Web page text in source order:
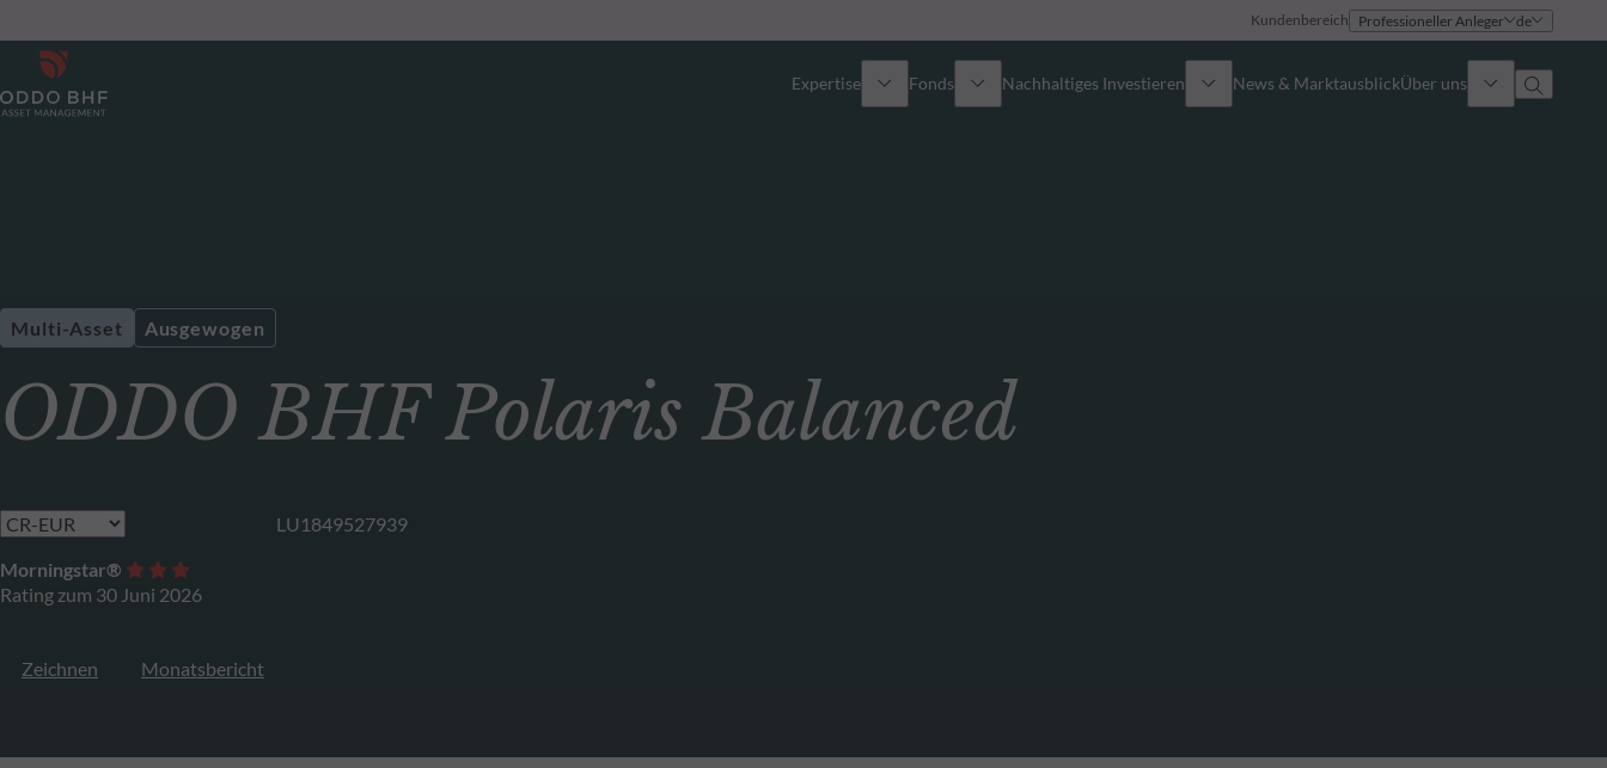
Kundenbereich Professioneller Anleger de
Expertise
Multi-Asset
Fonds
Spezial-Investmentfonds
Nachhaltiges Investieren News & MarktausblickÜber uns
ODDO BHF Polaris Balanced
Multi-Asset Ausgewogen
LU1849527939
Morningstar®
Rating zum 30 Juni 2026
Zeichnen Monatsbericht